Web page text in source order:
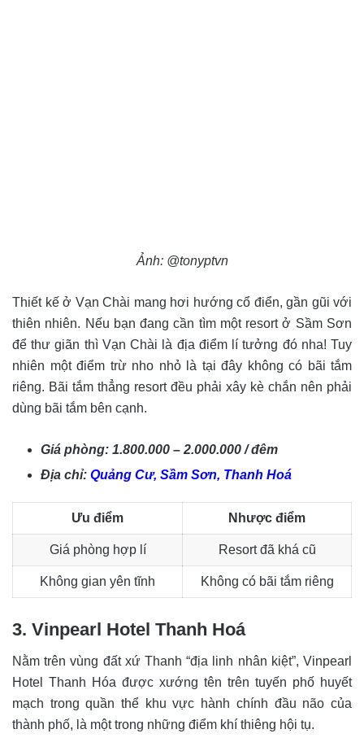
Ảnh: @tonyptvn
Thiết kế ở Vạn Chài mang hơi hướng cổ điển, gần gũi với
thiên nhiên. Nếu bạn đang cần tìm một resort ở Sầm Sơn
để thư giãn thì Vạn Chài là địa điểm lí tưởng đó nha! Tuy
nhiên một điểm trừ nho nhỏ là tại đây không có bãi tắm
riêng. Bãi tắm thẳng resort đều phải xây kè chắn nên phải
dùng bãi tắm bên cạnh.
Giá phòng: 1.800.000 – 2.000.000 / đêm
Địa chỉ: Quảng Cư, Sầm Sơn, Thanh Hoá
Ưu điểm Nhược điểm
Giá phòng hợp lí Resort đã khá cũ
Không gian yên tĩnh Không có bãi tắm riêng
3. Vinpearl Hotel Thanh Hoá
Nằm trên vùng đất xứ Thanh “địa linh nhân kiệt”, Vinpearl
Hotel Thanh Hóa được xướng tên trên tuyến phố huyết
mạch trong quần thể khu vực hành chính đầu não của
thành phố, là một trong những điểm khí thiêng hội tụ.